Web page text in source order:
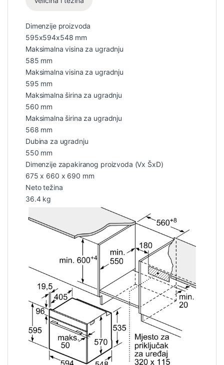
Dimenzije proizvoda
595x594x548 mm
Maksimalna visina za ugradnju
585 mm
Maksimalna visina za ugradnju
595 mm
Maksimalna širina za ugradnju
560 mm
Maksimalna širina za ugradnju
568 mm
Dubina za ugradnju
550 mm
Dimenzije zapakiranog proizvoda (Vx ŠxD)
675 x 660 x 690 mm
Neto težina
36.4 kg